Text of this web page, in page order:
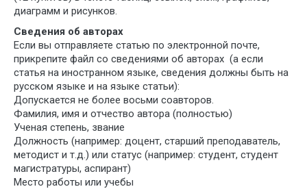
диаграмм и рисунков.
Сведения об авторах
Если вы отправляете статью по электронной почте,
прикрепите файл со сведениями об авторах (а если
статья на иностранном языке, сведения должны быть на
русском языке и на языке статьи):
Допускается не более восьми соавторов.
Фамилия, имя и отчество автора (полностью)
Ученая степень, звание
Должность (например: доцент, старший преподаватель,
методист и т.д.) или статус (например: студент, студент
магистратуры, аспирант)
Место работы или учебы